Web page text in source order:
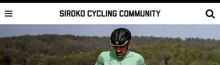
Skip
to
content